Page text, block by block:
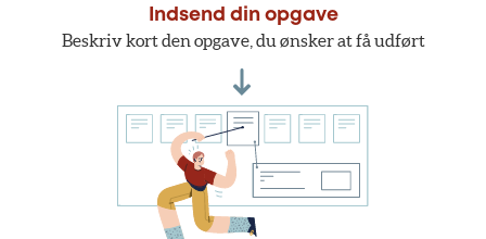
Indsend din opgave
Beskriv kort den opgave, du ønsker at få udført